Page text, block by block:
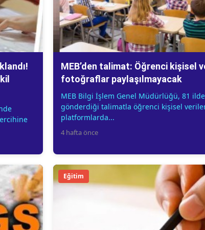
MEB’den talimat: Öğrenci kişisel
fotoğraflar paylaşılmayacak
MEB Bilgi İşlem Genel Müdürlüğü, 81
gönderdiği talimatla öğrenci kişisel
platformlarda...
4 hafta önce
Eğitim